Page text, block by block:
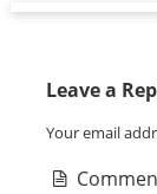
Leave a
Your email